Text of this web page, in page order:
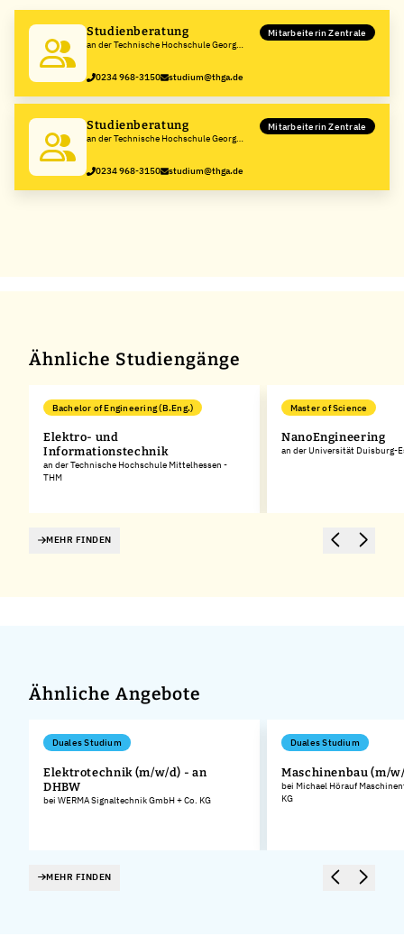
Studienberatung
an der Technische Hochschule Georg
Mitarbeiterin Zentrale
0234 968-3150 studium@thga.de
Studienberatung
an der Technische Hochschule Georg
Mitarbeiterin Zentrale
0234 968-3150 studium@thga.de
Ähnliche Studiengänge
Bachelor of Engineering (B.Eng.)
Elektro- und
Informationstechnik
an der Technische Hochschule Mittelhessen -
THM
Master of Science
NanoEngineering
an der Universität Duisburg-
MEHR FINDEN
Ähnliche Angebote
Duales Studium
Elektrotechnik (m/w/d) - an
DHBW
bei WERMA Signaltechnik GmbH + Co. KG
Duales Studium
Maschinenbau (m/
bei Michael Hörauf
KG
MEHR FINDEN